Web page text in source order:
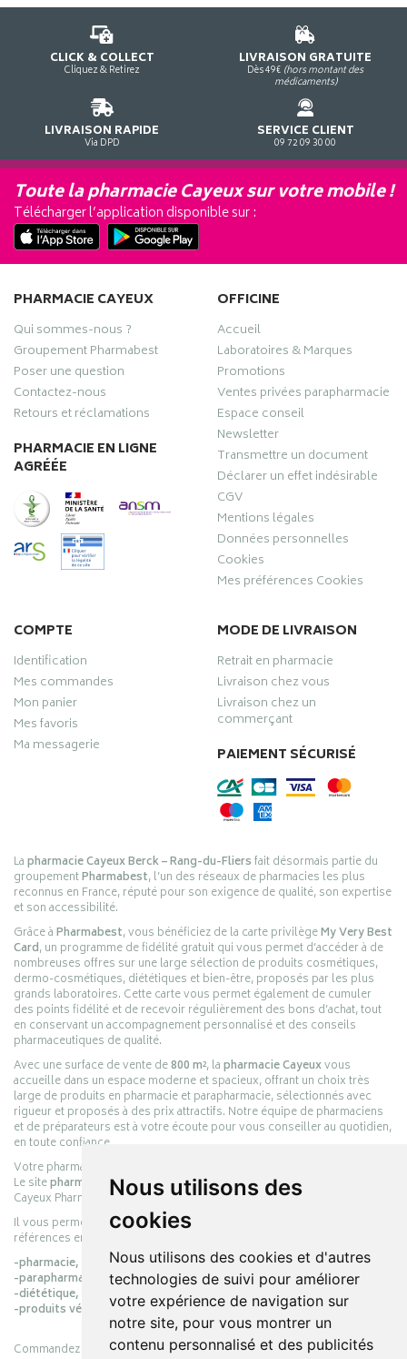
Nous utilisons des
cookies
Nous utilisons des cookies et d'autres
technologies de suivi pour améliorer
votre expérience de navigation sur
notre site, pour vous montrer un
contenu personnalisé et des publicités
CLICK & COLLECT
Cliquez & Retirez
LIVRAISON GRATUITE
Dès 49€ (hors montant des
médicaments)
LIVRAISON RAPIDE
Via DPD
SERVICE CLIENT
09 72 09 30 00
Toute la pharmacie Cayeux sur votre mobile !
Télécharger l’application disponible sur :
PHARMACIE CAYEUX
Qui sommes-nous ?
Groupement Pharmabest
Poser une question
Contactez-nous
Retours et réclamations
PHARMACIE EN LIGNE
AGRÉÉE
OFFICINE
Accueil
Laboratoires & Marques
Promotions
Ventes privées parapharmacie
Espace conseil
Newsletter
Transmettre un document
Déclarer un effet indésirable
CGV
Mentions légales
Données personnelles
Cookies
Mes préférences Cookies
COMPTE
Identification
Mes commandes
Mon panier
Mes favoris
Ma messagerie
MODE DE LIVRAISON
Retrait en pharmacie
Livraison chez vous
Livraison chez un
commerçant
PAIEMENT SÉCURISÉ
Lapharmacie Cayeux Berck – Rang-du-Fliersfait désormais partie du
groupementPharmabest, l’un des réseaux de pharmacies les plus
reconnus en France, réputé pour son exigence de qualité, son expertise
et son accessibilité.
Grâce àPharmabest, vous bénéficiez de la carte privilègeMy Very Best
Card, un programme de fidélité gratuit qui vous permet d’accéder à de
nombreuses offres sur une large sélection de produits cosmétiques,
dermo-cosmétiques, diététiques et bien-être, proposés par les plus
grands laboratoires. Cette carte vous permet également de cumuler
des points fidélité et de recevoir régulièrement des bons d’achat, tout
en conservant un accompagnement personnalisé et des conseils
pharmaceutiques de qualité.
Avec une surface de vente de800 m², lapharmacie Cayeuxvous
accueille dans un espace moderne et spacieux, offrant un choix très
large de produits en pharmacie et parapharmacie, sélectionnés avec
rigueur et proposés à des prix attractifs. Notre équipe de pharmaciens
et de préparateurs est à votre écoute pour vous conseiller au quotidien,
en toute confiance.
Votre pharmacie en ligne :
Le sitepharmacie-cayeux.frest le prolongement digital de la pharmacie
Cayeux Pharmabest Berck-sur-Mer – Rang-du-Fliers.
Il vous permet de réaliser vos achats en ligne parmi des milliers de
références en :
-pharmacie,
-parapharmacie,
-diététique,
-produits vétérinaires.
Commandez simplement vos produits en ligne et choisissez le retrait